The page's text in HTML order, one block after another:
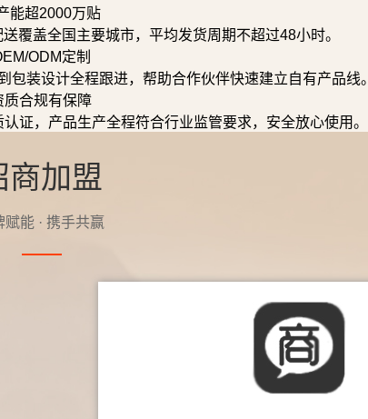
能超2000万贴
覆盖全国主要城市，平均发货周期不超过48小时。
ODM定制
装设计全程跟进，帮助合作伙伴快速建立自有产品线。
质合规有保障
证，产品生产全程符合行业监管要求，安全放心使用。
商加盟
赋能 · 携手共赢